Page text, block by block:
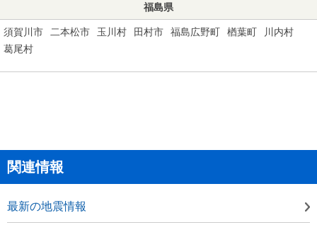
福島県
須賀川市 二本松市 玉川村 田村市 福島広野町 楢葉町
川内村
葛尾村
関連情報
最新の地震情報